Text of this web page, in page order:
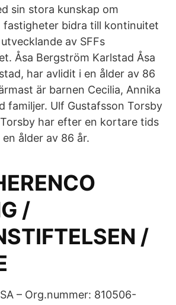
sin stora kunskap om
fastigheter bidra till kontinuitet
av SFFs
Åsa Bergström Karlstad Åsa
har avlidit i en ålder av 86
är barnen Cecilia, Annika
familjer. Ulf Gustafsson Torsby
har efter en kortare tids
ålder av 86 år.
/
/
– Org.nummer: 810506-